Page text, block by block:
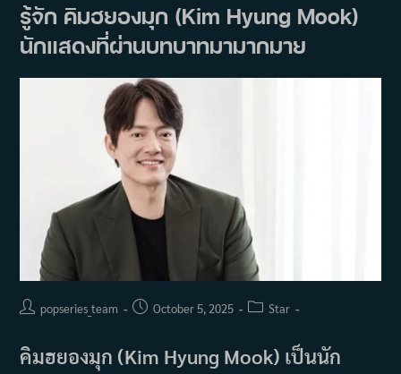
พระเอก
หนุ่ม
หล่อ
มา
แห่ง
ปี
2026
รู้จัก คิมฮยองมุก (Kim Hyung Mook)
นักแสดงที่ผ่านบทบาทมามากมาย
Postpopseries_team
PostOctober 5, 2025
PostStar
คิมฮยองมุก (Kim Hyung Mook) เป็นนัก